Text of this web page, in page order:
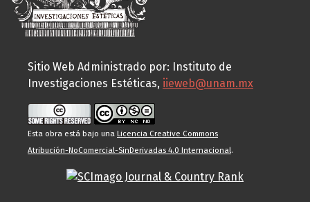
Sitio Web Administrado por: Instituto de
Investigaciones Estéticas, iieweb@unam.mx
Esta obra está bajo una Licencia Creative Commons
Atribución-NoComercial-SinDerivadas 4.0 Internacional.